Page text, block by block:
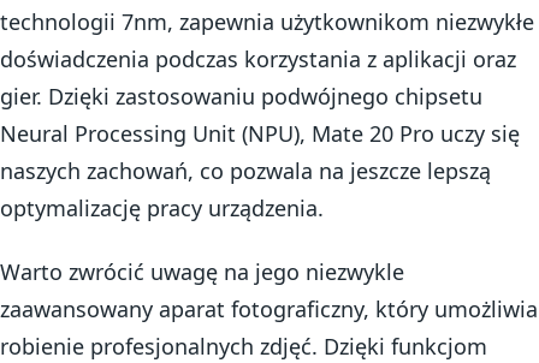
technologii 7nm, zapewnia użytkownikom niezwykłe
doświadczenia podczas korzystania z aplikacji oraz
gier. Dzięki zastosowaniu podwójnego chipsetu
Neural Processing Unit (NPU), Mate 20 Pro uczy się
naszych zachowań, co pozwala na jeszcze lepszą
optymalizację pracy urządzenia.
Warto zwrócić uwagę na jego niezwykle
zaawansowany aparat fotograficzny, który umożliwia
robienie profesjonalnych zdjęć. Dzięki funkcjom